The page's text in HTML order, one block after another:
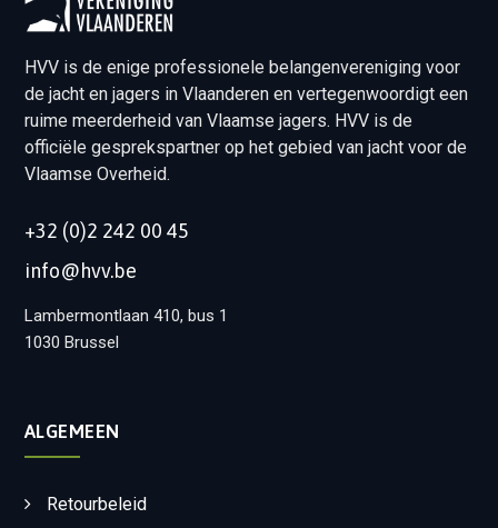
HVV is de enige professionele belangenvereniging voor
de jacht en jagers in Vlaanderen en vertegenwoordigt een
ruime meerderheid van Vlaamse jagers. HVV is de
officiële gesprekspartner op het gebied van jacht voor de
Vlaamse Overheid.
+32 (0)2 242 00 45
info@hvv.be
Lambermontlaan 410, bus 1
1030 Brussel
ALGEMEEN
Retourbeleid